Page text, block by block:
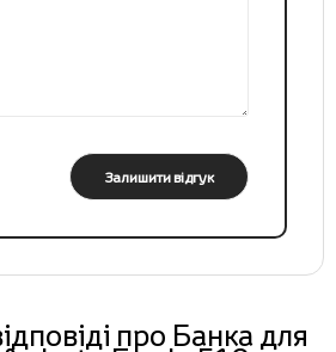
Залишити відгук
про Банка для